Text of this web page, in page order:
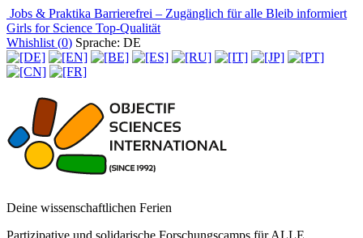
Jobs & Praktika Barrierefrei – Zugänglich für alle Bleib informiert
Girls for Science Top-Qualität
Whishlist (0) Sprache: DE
Deine wissenschaftlichen Ferien
Partizipative und solidarische Forschungscamps für ALLE